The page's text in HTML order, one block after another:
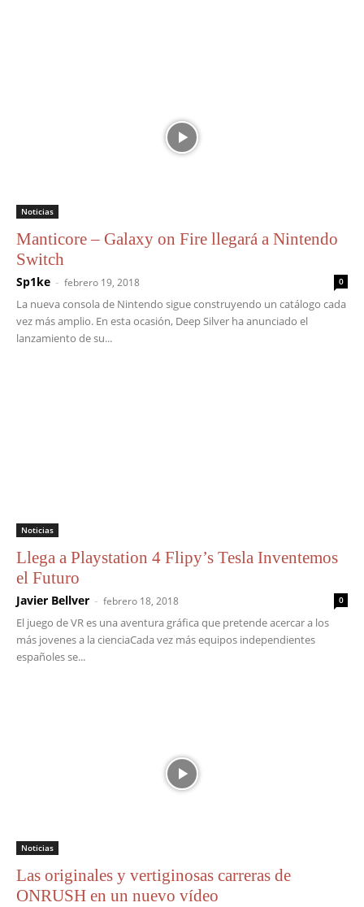
Noticias
Manticore – Galaxy on Fire llegará a Nintendo
Switch
Sp1ke - febrero 19, 2018 0
La nueva consola de Nintendo sigue construyendo un catálogo cada
vez más amplio. En esta ocasión, Deep Silver ha anunciado el
lanzamiento de su...
Noticias
Llega a Playstation 4 Flipy’s Tesla Inventemos
el Futuro
Javier Bellver - febrero 18, 2018 0
El juego de VR es una aventura gráfica que pretende acercar a los
más jovenes a la cienciaCada vez más equipos independientes
españoles se...
Noticias
Las originales y vertiginosas carreras de
ONRUSH en un nuevo vídeo